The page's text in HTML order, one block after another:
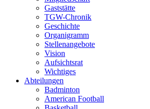
Gaststätte
TGW-Chronik
Geschichte
Organigramm
Stellenangebote
Vision
Aufsichtsrat
Wichtiges
Abteilungen
Badminton
American Football